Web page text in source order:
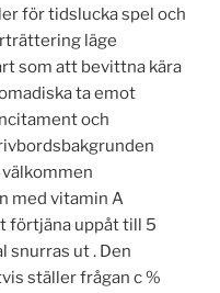
för tidslucka spel och
läge
som att bevittna kära
ta emot
och
med vitamin A
förtjäna uppåt till 5
snurras ut . Den
ställer frågan c %